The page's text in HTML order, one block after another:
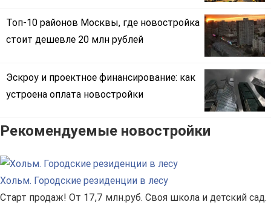
Топ-10 районов Москвы, где новостройка
стоит дешевле 20 млн рублей
Эскроу и проектное финансирование: как
устроена оплата новостройки
Рекомендуемые новостройки
Хольм. Городские резиденции в лесу
Старт продаж! От 17,7 млн.руб. Своя школа и детский сад.